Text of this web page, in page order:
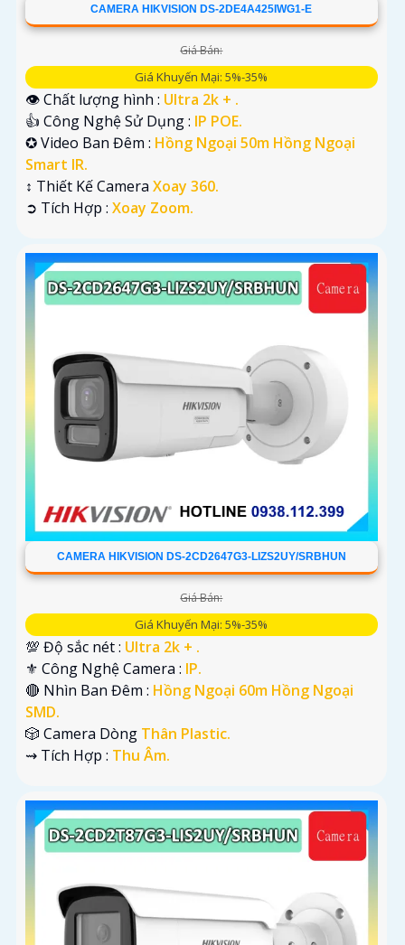
CAMERA HIKVISION DS-2DE4A425IWG1-E
Giá Bán:
Giá Khuyến Mại: 5%-35%
👁 Chất lượng hình : Ultra 2k + .
👍 Công Nghệ Sử Dụng : IP POE.
✪ Video Ban Đêm : Hồng Ngoại 50m Hồng Ngoại
Smart IR.
↕️ Thiết Kế Camera Xoay 360.
️➲ Tích Hợp : Xoay Zoom.
CAMERA HIKVISION DS-2CD2647G3-LIZS2UY/SRBHUN
Giá Bán:
Giá Khuyến Mại: 5%-35%
💯 Độ sắc nét : Ultra 2k + .
⚜️ Công Nghệ Camera : IP.
🔴 Nhìn Ban Đêm : Hồng Ngoại 60m Hồng Ngoại
SMD.
🎲 Camera Dòng Thân Plastic.
️⇝ Tích Hợp : Thu Âm.